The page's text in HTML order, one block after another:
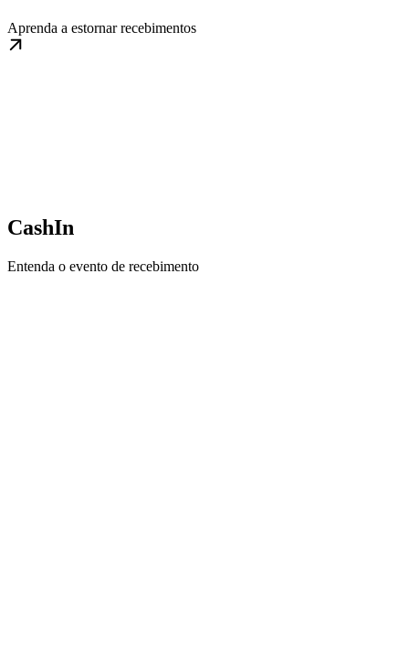
Aprenda a estornar recebimentos
CashIn
Entenda o evento de recebimento